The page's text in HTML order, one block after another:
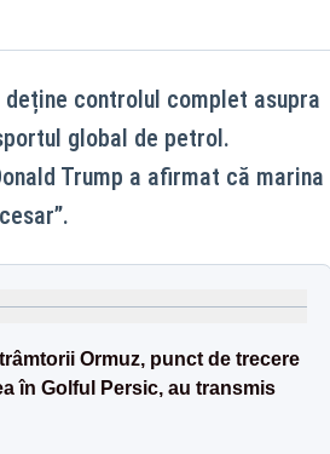
controlul complet asupra
global de petrol.
Trump a afirmat că marina
Ormuz, punct de trecere
în Golful Persic, au transmis